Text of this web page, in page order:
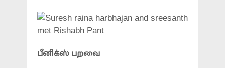
பீனிக்ஸ் பறவை